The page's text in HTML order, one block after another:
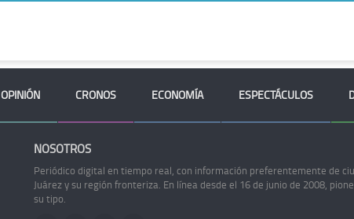
OPINIÓN CRONOS ECONOMÍA ESPECTÁCULOS
NOSOTROS
Periódico digital en tiempo real, con información preferentemente de
Juárez y su región fronteriza. En línea desde el 16 de junio de 2008,
su tipo.